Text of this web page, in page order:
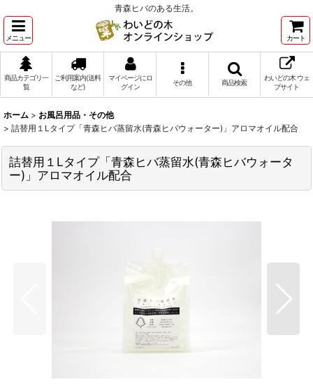
青森ヒバのある生活。
メニュー カート
商品カテゴリ一
覧
ご利用案内(送料
など)
マイページにロ
グイン
その他 商品検索
わいどの木 ウェ
ブサイト
ホーム > お風呂用品・その他
> 詰替用１Lタイプ「青森ヒバ蒸留水(青森ヒバウォーター)」アロマオイル配合
詰替用１Lタイプ「青森ヒバ蒸留水(青森ヒバウォータ
ー)」アロマオイル配合